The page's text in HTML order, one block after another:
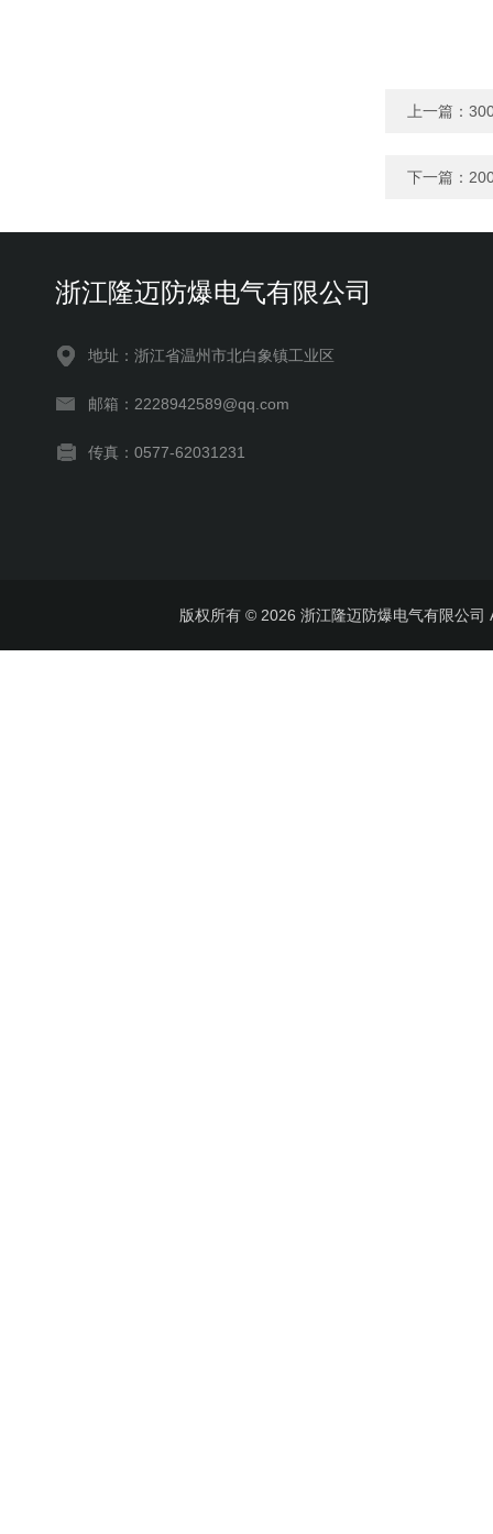
上一篇：
下一篇：
浙江隆迈防爆电气有限公司
地址：浙江省温州市北白象镇工业区
邮箱：2228942589@qq.com
传真：0577-62031231
版权所有 © 2026 浙江隆迈防爆电气有限